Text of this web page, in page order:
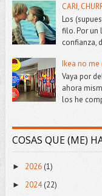
CARI,
Los
filo. Por un
confianza,
Ikea no
Vaya por
ahora
los he
COSAS QUE (ME)
► 2026(1)
► 2024(22)